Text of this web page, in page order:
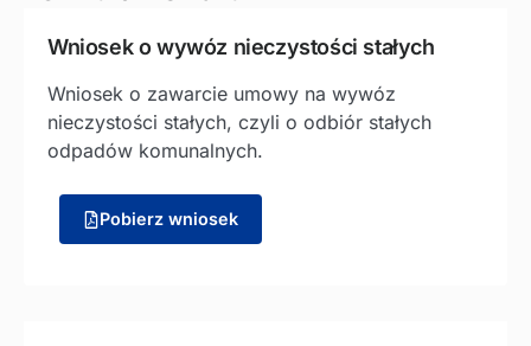
Wniosek o wywóz nieczystości stałych
Wniosek o zawarcie umowy na wywóz
nieczystości stałych, czyli o odbiór stałych
odpadów komunalnych.
Pobierz wniosek